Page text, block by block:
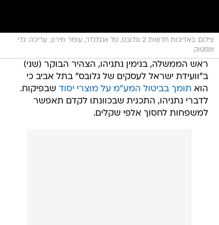
צילום: באדיבות חדשות 2 וגלובס, טל אנגלנדר, עומר מירון; עריכה: גדי
וינסטוק
ראש הממשלה, בנימין נתניהו, הצהיר הבוקר (שני)
ב"וועידת ישראל לעסקים של גלובס" בתל אביב כי
הוא תומך בביטול המע"מ על מוצרי יסוד שבפיקוח.
לדברי נתניהו, התכנית שבכוונתו לקדם תאפשר
למשפחות לחסוך אלפי שקלים.